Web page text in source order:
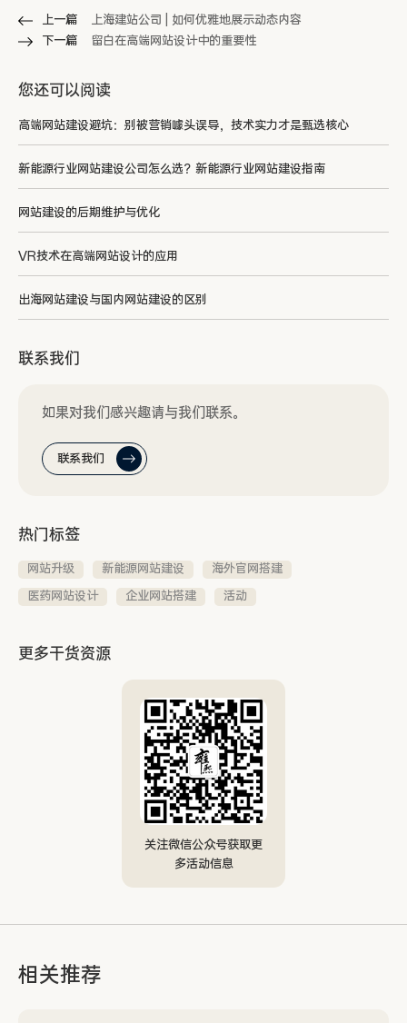
上一篇
上海建站公司 | 如何优雅地展示动态内容
下一篇
留白在高端网站设计中的重要性
您还可以阅读
高端网站建设避坑：别被营销噱头误导，技术实力才是甄选核心
新能源行业网站建设公司怎么选？新能源行业网站建设指南
网站建设的后期维护与优化
VR技术在高端网站设计的应用
出海网站建设与国内网站建设的区别
联系我们
如果对我们感兴趣请与我们联系。
联系我们
热门标签
网站升级 新能源网站建设
海外官网搭建
医药网站设计
企业网站搭建 活动
更多干货资源
关注微信公众号获取更
多活动信息
相关推荐